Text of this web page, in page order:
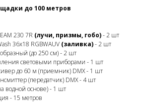
до 100 метров
230 7R (лучи, призмы, гобо)- 2 шт
36x18 RGBWAUV (заливка)- 2 шт
(до 250 см) - 2 шт
световыми приборами - 1 шт
до 60 м (приемник) DMX - 1 шт
(передатчик) DMX - 4 шт
водной основе) - 1 шт
- 15 метров